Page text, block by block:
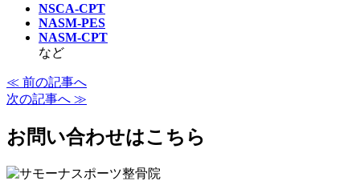
NSCA-CPT
NASM-PES
NASM-CPT
など
≪ 前の記事へ
次の記事へ ≫
お問い合わせはこちら